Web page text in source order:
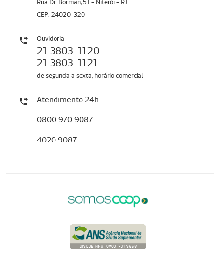
Rua Dr. Borman, 51 - Niterói - RJ
CEP: 24020-320
Ouvidoria
21 3803-1120
21 3803-1121
de segunda a sexta, horário comercial
Atendimento 24h
0800 970 9087
4020 9087